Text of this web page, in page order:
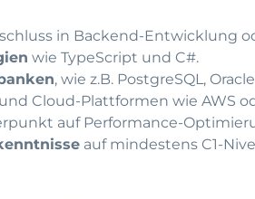
in Backend-Entwicklung
wie TypeScript und C#.
, wie z.B. PostgreSQL,
Cloud-Plattformen wie AWS
auf Performance-
auf mindestens C1-